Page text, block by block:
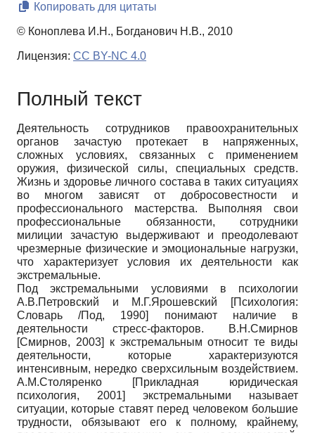
Копировать для цитаты
© Коноплева И.Н., Богданович Н.В., 2010
Лицензия: CC BY-NC 4.0
Полный текст
Деятельность сотрудников правоохранительных
органов зачастую протекает в напряженных,
сложных условиях, связанных с применением
оружия, физической силы, специальных средств.
Жизнь и здоровье личного состава в таких ситуациях
во многом зависят от добросовестности и
профессионального мастерства. Выполняя свои
профессиональные обязанности, сотрудники
милиции зачастую выдерживают и преодолевают
чрезмерные физические и эмоциональные нагрузки,
что характеризует условия их деятельности как
экстремальные.
Под экстремальными условиями в психологии
А.В.Петровский и М.Г.Ярошевский
[Психология:
Словарь /Под, 1990]
понимают наличие в
деятельности стресс-факторов. В.Н.Смирнов
[Смирнов, 2003]
к экстремальным относит те виды
деятельности, которые характеризуются
интенсивным, нередко сверхсильным воздействием.
А.М.Столяренко
[Прикладная юридическая
психология, 2001]
экстремальными называет
ситуации, которые ставят перед человеком большие
трудности, обязывают его к полному, крайнему,